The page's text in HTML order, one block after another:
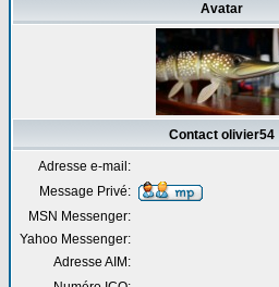
Avatar
Contact olivier54
Adresse e-mail:
Message Privé:
MSN Messenger:
Yahoo Messenger:
Adresse AIM: